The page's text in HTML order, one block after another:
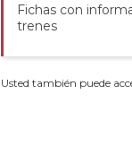
Fichas con
trenes
Usted también puede